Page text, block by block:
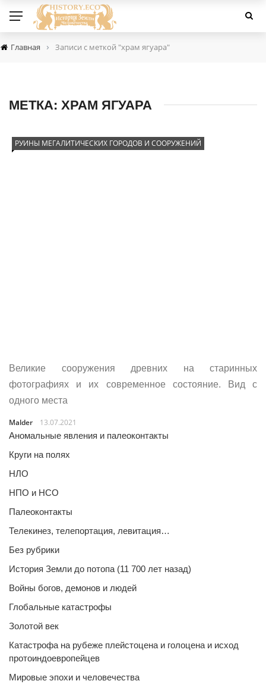
Главная › Записи с меткой "храм ягуара"
МЕТКА: ХРАМ ЯГУАРА
РУИНЫ МЕГАЛИТИЧЕСКИХ ГОРОДОВ И СООРУЖЕНИЙ
Великие сооружения древних на старинных
фотографиях и их современное состояние. Вид с
одного места
Malder
13.07.2021
Аномальные явления и палеоконтакты
Круги на полях
НЛО
НПО и НСО
Палеоконтакты
Телекинез, телепортация, левитация…
Без рубрики
История Земли до потопа (11 700 лет назад)
Войны богов, демонов и людей
Глобальные катастрофы
Золотой век
Катастрофа на рубеже плейстоцена и голоцена и исход
протоиндоевропейцев
Мировые эпохи и человечества